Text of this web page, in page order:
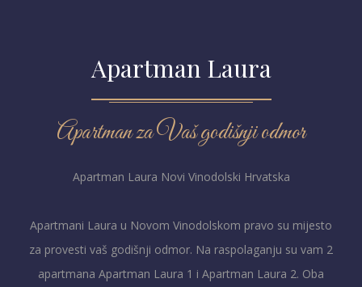
Apartman Laura
Apartman za Vaš godišnji odmor
Apartman Laura Novi Vinodolski Hrvatska
Apartmani Laura u Novom Vinodolskom pravo su mijesto
za provesti vaš godišnji odmor. Na raspolaganju su vam 2
apartmana Apartman Laura 1 i Apartman Laura 2. Oba